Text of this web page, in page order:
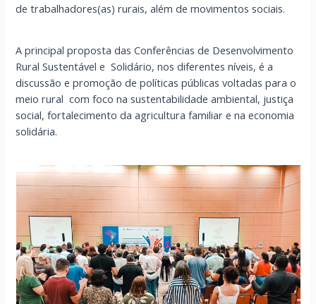
de trabalhadores(as) rurais, além de movimentos sociais.
A principal proposta das Conferências de Desenvolvimento
Rural Sustentável e Solidário, nos diferentes níveis, é a
discussão e promoção de políticas públicas voltadas para o
meio rural com foco na sustentabilidade ambiental, justiça
social, fortalecimento da agricultura familiar e na economia
solidária.